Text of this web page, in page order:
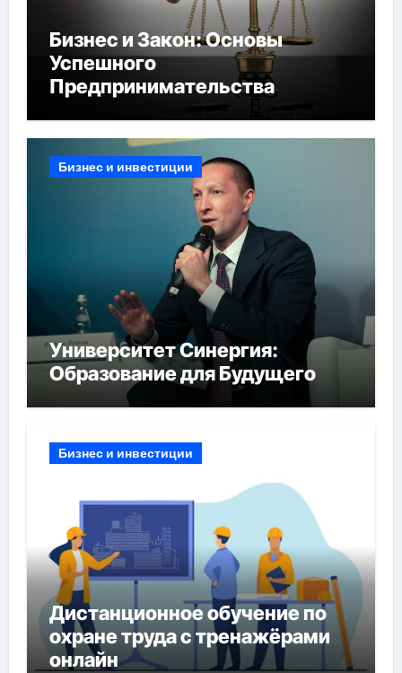
Бизнес и Закон: Основы
Успешного
Предпринимательства
Бизнес и инвестиции
Университет Синергия:
Образование для Будущего
Бизнес и инвестиции
Дистанционное обучение по
охране труда с тренажёрами
онлайн